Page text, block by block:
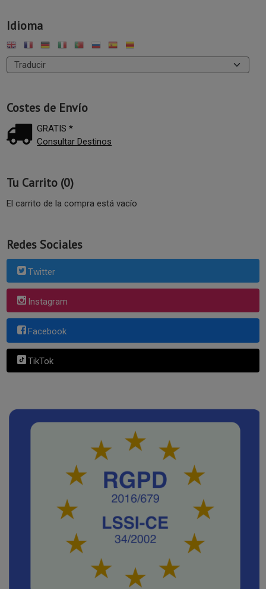
Idioma
Costes de Envío
GRATIS *
Consultar Destinos
Tu Carrito (0)
El carrito de la compra está vacío
Redes Sociales
Twitter
Instagram
Facebook
TikTok